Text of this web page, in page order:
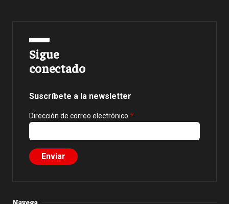
Sigue
conectado
Suscríbete a la newsletter
Dirección de correo electrónico